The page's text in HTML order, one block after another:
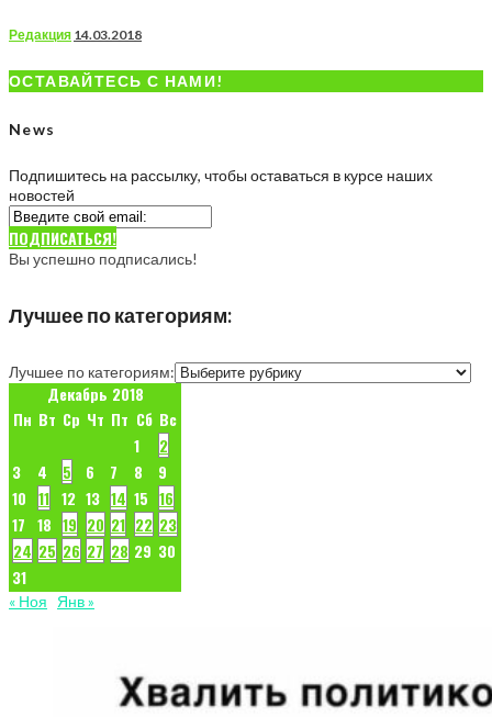
Редакция 14.03.2018
ОСТАВАЙТЕСЬ С НАМИ!
News
Подпишитесь на рассылку, чтобы оставаться в курсе наших
новостей
ПОДПИСАТЬСЯ!
Вы успешно подписались!
Лучшее по категориям:
Лучшее по категориям:
Декабрь 2018
Пн Вт Ср Чт Пт Сб Вс
1
2
3
4 5 6 7 8
9
10 11 12 13 14 15 16
17 18 19 20 21 22 23
24 25 26 27 28 29 30
31
« Ноя Янв »